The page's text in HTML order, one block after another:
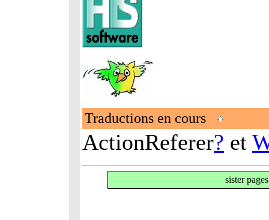
Traductions en cours
ActionReferer? et
sister